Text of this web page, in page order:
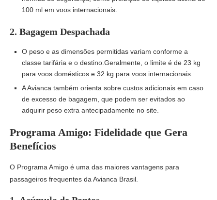
100 ml em voos internacionais.
2. Bagagem Despachada
O peso e as dimensões permitidas variam conforme a
classe tarifária e o destino.Geralmente, o limite é de 23 kg
para voos domésticos e 32 kg para voos internacionais.
A Avianca também orienta sobre custos adicionais em caso
de excesso de bagagem, que podem ser evitados ao
adquirir peso extra antecipadamente no site.
Programa Amigo: Fidelidade que Gera
Benefícios
O Programa Amigo é uma das maiores vantagens para
passageiros frequentes da Avianca Brasil.